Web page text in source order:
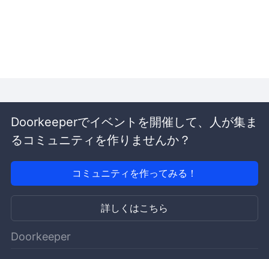
Doorkeeperでイベントを開催して、人が集ま
るコミュニティを作りませんか？
コミュニティを作ってみる！
詳しくはこちら
Doorkeeper